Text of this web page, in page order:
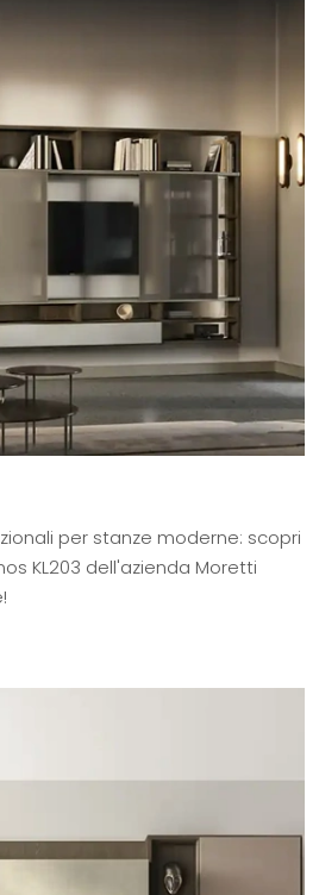
per stanze moderne: scopri
KL203 dell'azienda Moretti